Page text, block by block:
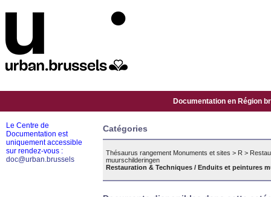
Documentation en Région
Catégories
Thésaurus rangement Monuments et sites > R >
muurschilderingen
Restauration & Techniques / Enduits et peintures
Le Centre de
Documentation est
uniquement accessible
sur rendez-vous :
doc@urban.brussels